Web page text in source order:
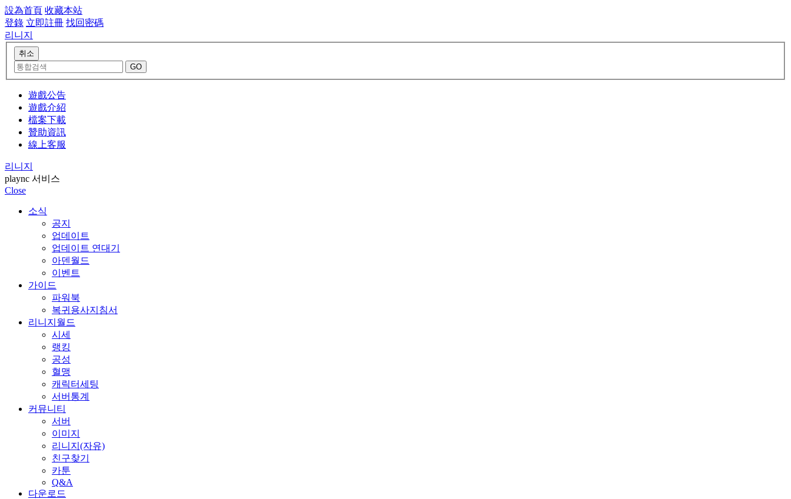
設為首頁 收藏本站
登錄 立即註冊 找回密碼
리니지
遊戲公告
遊戲介紹
檔案下載
贊助資訊
線上客服
리니지
plaync 서비스
Close
소식
공지
업데이트
업데이트 연대기
아덴월드
이벤트
가이드
파워북
복귀용사지침서
리니지월드
시세
랭킹
공성
혈맹
캐릭터세팅
서버통계
커뮤니티
서버
이미지
리니지(자유)
친구찾기
카툰
Q&A
다운로드